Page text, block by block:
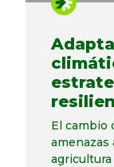
El cambio
amenazas